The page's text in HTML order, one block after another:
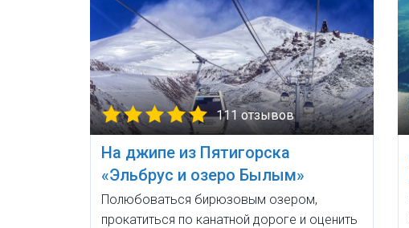
111 отзывов
На джипе из Пятигорска
«Эльбрус и озеро Былым»
Полюбоваться бирюзовым озером,
прокатиться по канатной дороге и оценить